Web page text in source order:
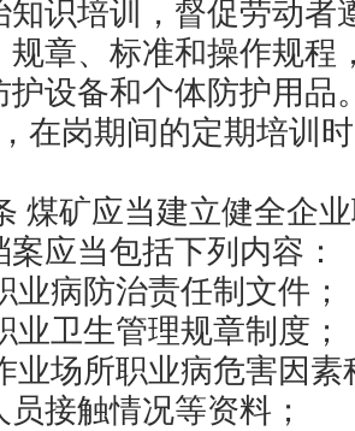
知识培训，督促劳动者
规章、标准和操作规程
护设备和个体防护用品
在岗期间的定期培训
煤矿应当建立健全企
应当包括下列内容：
业病防治责任制文件；
业卫生管理规章制度；
业场所职业病危害因
接触情况等资料；